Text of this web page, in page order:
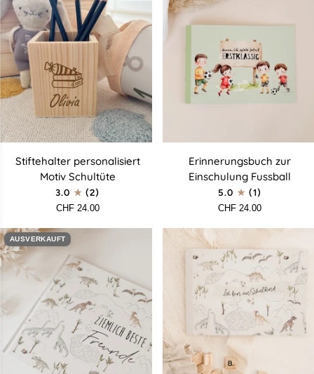
Stiftehalter
personalisiert
Stiftehalter personalisiert
Motiv Schultüte
3.0
(2)
CHF 24.00
Erinnerungsbuch
Einschulung
Erinnerungsbuch zur
Einschulung Fussball
5.0
(1)
CHF 24.00
AUSVERKAUFT